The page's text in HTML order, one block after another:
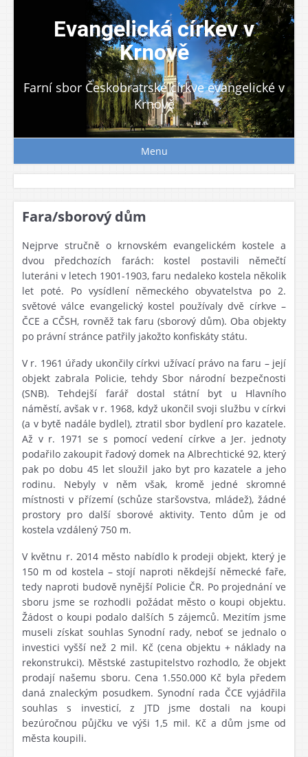
Evangelická církev v
Krnově
Farní sbor Českobratrské církve evangelické v
Krnově
Menu
Fara/sborový dům
Nejprve stručně o krnovském evangelickém kostele a
dvou předchozích farách: kostel postavili němečtí
luteráni v letech 1901-1903, faru nedaleko kostela několik
let poté. Po vysídlení německého obyvatelstva po 2.
světové válce evangelický kostel používaly dvě církve –
ČCE a CČSH, rovněž tak faru (sborový dům). Oba objekty
po právní stránce patřily jakožto konfiskáty státu.
V r. 1961 úřady ukončily církvi užívací právo na faru – její
objekt zabrala Policie, tehdy Sbor národní bezpečnosti
(SNB). Tehdejší farář dostal státní byt u Hlavního
náměstí, avšak v r. 1968, když ukončil svoji službu v církvi
(a v bytě nadále bydlel), ztratil sbor bydlení pro kazatele.
Až v r. 1971 se s pomocí vedení církve a Jer. jednoty
podařilo zakoupit řadový domek na Albrechtické 92, který
pak po dobu 45 let sloužil jako byt pro kazatele a jeho
rodinu. Nebyly v něm však, kromě jedné skromné
místnosti v přízemí (schůze staršovstva, mládež), žádné
prostory pro další sborové aktivity. Tento dům je od
kostela vzdálený 750 m.
V květnu r. 2014 město nabídlo k prodeji objekt, který je
150 m od kostela – stojí naproti někdejší německé faře,
tedy naproti budově nynější Policie ČR. Po projednání ve
sboru jsme se rozhodli požádat město o koupi objektu.
Žádost o koupi podalo dalších 5 zájemců. Mezitím jsme
museli získat souhlas Synodní rady, neboť se jednalo o
investici vyšší než 2 mil. Kč (cena objektu + náklady na
rekonstrukci). Městské zastupitelstvo rozhodlo, že objekt
prodají našemu sboru. Cena 1.550.000 Kč byla předem
daná znaleckým posudkem. Synodní rada ČCE vyjádřila
souhlas s investicí, z JTD jsme dostali na koupi
bezúročnou půjčku ve výši 1,5 mil. Kč a dům jsme od
města koupili.